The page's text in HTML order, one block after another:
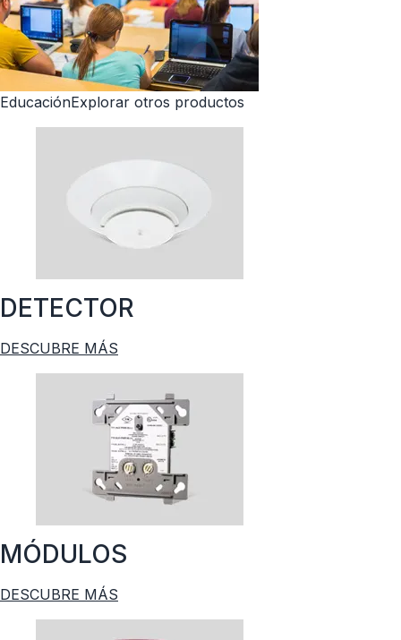
EducaciónExplorar otros productos
DETECTOR
DESCUBRE MÁS
MÓDULOS
DESCUBRE MÁS